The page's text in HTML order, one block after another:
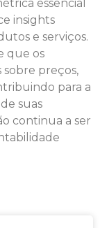
essencial
insights
e serviços.
que os
sobre preços,
para a
suas
continua a ser